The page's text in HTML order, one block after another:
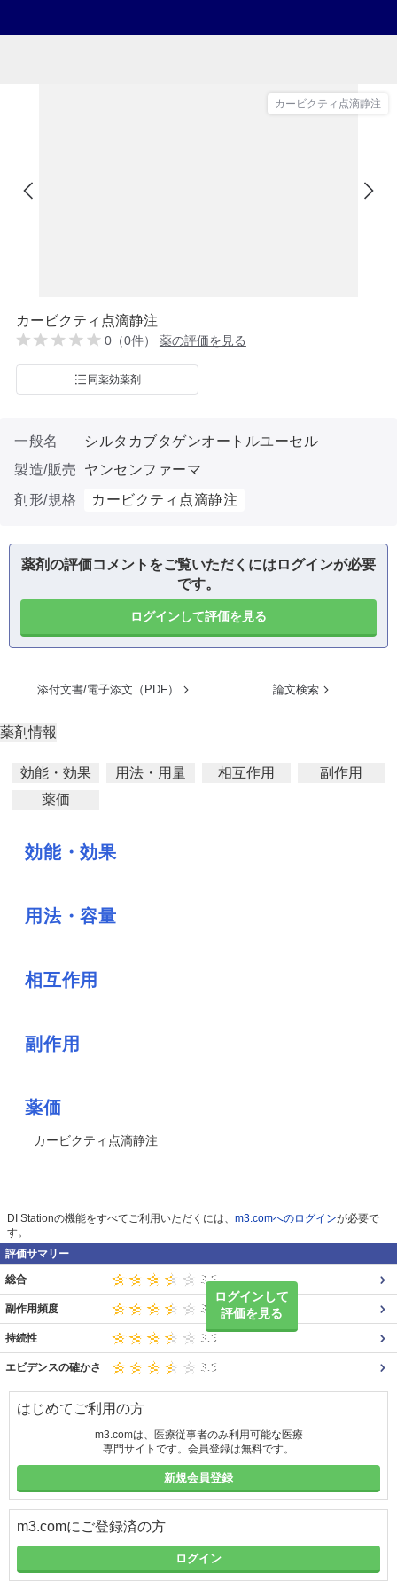
カービクティ点滴静注
カービクティ点滴静注
0（0件） 薬の評価を見る
同薬効薬剤
一般名
シルタカブタゲンオートルユーセル
製造/販売
ヤンセンファーマ
剤形/規格
カービクティ点滴静注
薬剤の評価コメントをご覧いただくにはログインが必要
です。
ログインして評価を見る
添付文書/電子添文（PDF） 論文検索
薬剤情報
効能・効果 用法・用量 相互作用
副作用
薬価
効能・効果
用法・容量
相互作用
副作用
薬価
カービクティ点滴静注
DI Stationの機能をすべてご利用いただくには、 m3.comへのログインが必要で
す。
評価サマリー
ログインして
評価を見る
総合
副作用頻度
持続性
エビデンスの確かさ
はじめてご利用の方
m3.comは、医療従事者のみ利用可能な医療
専門サイトです。会員登録は無料です。
新規会員登録
m3.comにご登録済の方
ログイン